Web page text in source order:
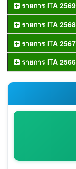
รายการ ITA 2569
รายการ ITA 2568
รายการ ITA 2567
รายการ ITA 2566